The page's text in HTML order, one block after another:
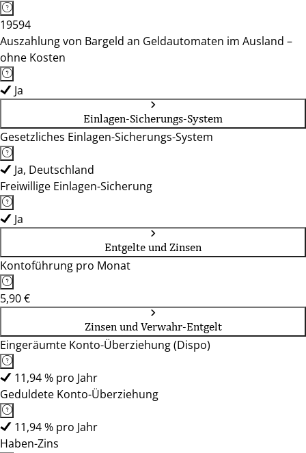
19594
Auszahlung von Bargeld an Geldautomaten im Ausland –
ohne Kosten
Ja
Einlagen-Sicherungs-System
Gesetzliches Einlagen-Sicherungs-System
Ja, Deutschland
Freiwillige Einlagen-Sicherung
Ja
Entgelte und Zinsen
Kontoführung pro Monat
5,90 €
Zinsen und Verwahr-Entgelt
Eingeräumte Konto-Überziehung (Dispo)
11,94 % pro Jahr
Geduldete Konto-Überziehung
11,94 % pro Jahr
Haben-Zins